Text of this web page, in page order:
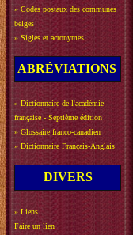
» Codes postaux des communes
belges
» Sigles et acronymes
ABRÉVIATIONS
» Dictionnaire de l'académie
française - Septième édition
» Glossaire franco-canadien
» Dictionnaire Français-Anglais
DIVERS
» Liens
Faire un lien